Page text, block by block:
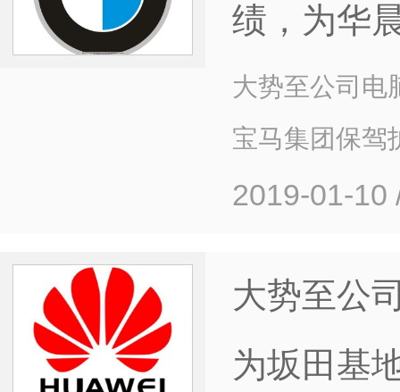
绩，为华
大势至公司电
宝马集团保驾
2019-01-10
大势至公
为坂田基